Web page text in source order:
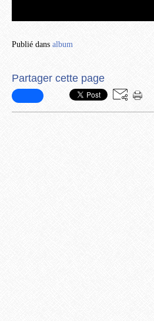
Publié dans album
Partager cette page